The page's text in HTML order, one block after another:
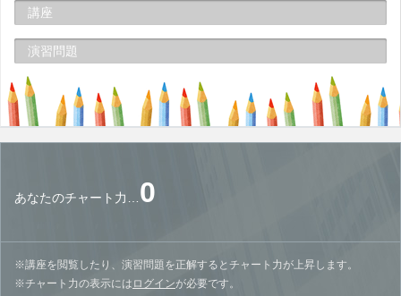
講座
演習問題
あなたのチャート力…0
※講座を閲覧したり、演習問題を正解するとチャート力が上昇します。
※チャート力の表示には ログインが必要です。